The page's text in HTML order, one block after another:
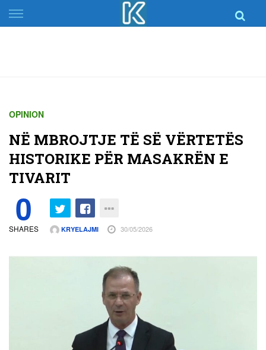
Skip
to
OPINION
NË MBROJTJE TË SË VËRTETËS
HISTORIKE PËR MASAKRËN E
TIVARIT
0
SHARES KRYELAJMI 30/05/2026